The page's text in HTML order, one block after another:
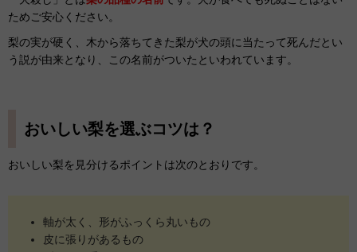
ためご安心ください。
梨の実が硬く、木から落ちてきた梨が犬の頭に当たって死んだとい
う説が由来となり、この名前がついたといわれています。
おいしい梨を選ぶコツは？
おいしい梨を見分けるポイントは次のとおりです。
軸が太く、形がふっくら丸いもの
皮に張りがあるもの